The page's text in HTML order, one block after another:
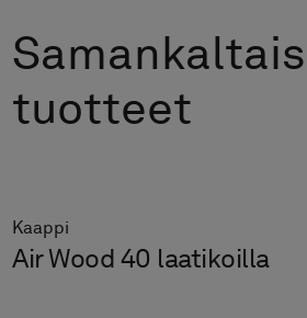
tuotteet
Kaappi
Air Wood 40 laatikoilla